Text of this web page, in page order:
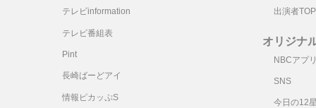
テレビinformation
テレビ番組表
Pint
長崎ばーどアイ
情報ピカッぷS
出演者TOP
オリジナ
NBCアプ
SNS
今日の12